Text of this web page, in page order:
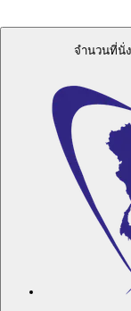
จำนวนที่นั่